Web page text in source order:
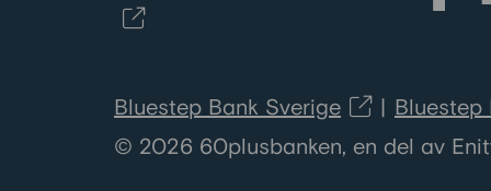
Bluestep Bank Sverige Bluestep
© 2026 60plusbanken, en del av